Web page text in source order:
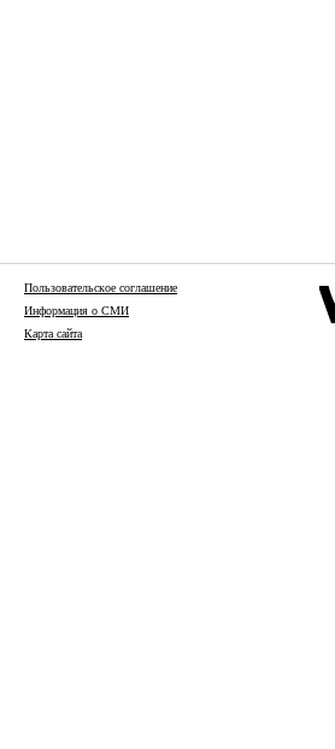
Пользовательское соглашение
Информация о СМИ
Карта сайта